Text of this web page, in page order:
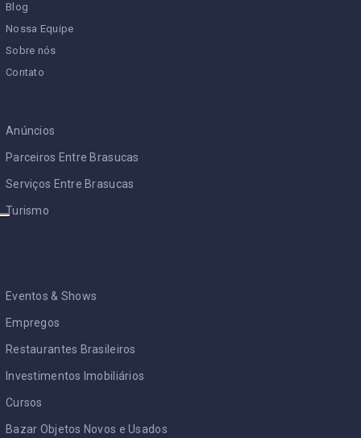
Blog
Nossa Equipe
Sobre nós
Contato
Anúncios
Parceiros Entre Brasucas
Serviços Entre Brasucas
Turismo
Eventos & Shows
Empregos
Restaurantes Brasileiros
Investimentos Imobiliários
Cursos
Bazar Objetos Novos e Usados